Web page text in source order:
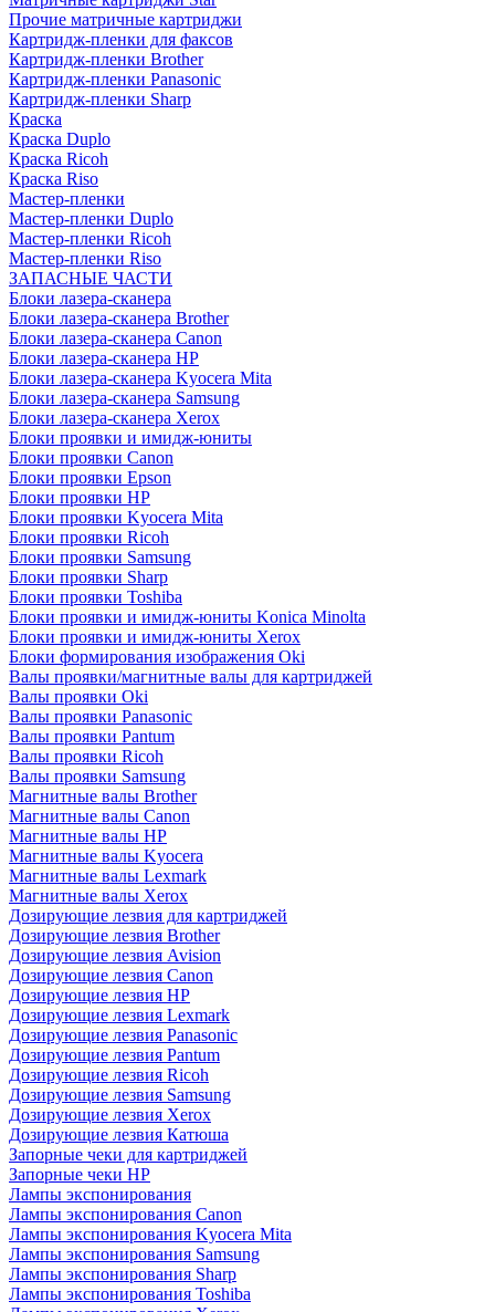
Прочие матричные картриджи
Картридж-пленки для факсов
Картридж-пленки Brother
Картридж-пленки Panasonic
Картридж-пленки Sharp
Краска
Краска Duplo
Краска Ricoh
Краска Riso
Мастер-пленки
Мастер-пленки Duplo
Мастер-пленки Ricoh
Мастер-пленки Riso
ЗАПАСНЫЕ ЧАСТИ
Блоки лазера-сканера
Блоки лазера-сканера Brother
Блоки лазера-сканера Canon
Блоки лазера-сканера HP
Блоки лазера-сканера Kyocera Mita
Блоки лазера-сканера Samsung
Блоки лазера-сканера Xerox
Блоки проявки и имидж-юниты
Блоки проявки Canon
Блоки проявки Epson
Блоки проявки HP
Блоки проявки Kyocera Mita
Блоки проявки Ricoh
Блоки проявки Samsung
Блоки проявки Sharp
Блоки проявки Toshiba
Блоки проявки и имидж-юниты Konica Minolta
Блоки проявки и имидж-юниты Xerox
Блоки формирования изображения Oki
Валы проявки/магнитные валы для картриджей
Валы проявки Oki
Валы проявки Panasonic
Валы проявки Pantum
Валы проявки Ricoh
Валы проявки Samsung
Магнитные валы Brother
Магнитные валы Canon
Магнитные валы HP
Магнитные валы Kyocera
Магнитные валы Lexmark
Магнитные валы Xerox
Дозирующие лезвия для картриджей
Дозирующие лезвия Brother
Дозирующие лезвия Avision
Дозирующие лезвия Canon
Дозирующие лезвия HP
Дозирующие лезвия Lexmark
Дозирующие лезвия Panasonic
Дозирующие лезвия Pantum
Дозирующие лезвия Ricoh
Дозирующие лезвия Samsung
Дозирующие лезвия Xerox
Дозирующие лезвия Катюша
Запорные чеки для картриджей
Запорные чеки HP
Лампы экспонирования
Лампы экспонирования Canon
Лампы экспонирования Kyocera Mita
Лампы экспонирования Samsung
Лампы экспонирования Sharp
Лампы экспонирования Toshiba